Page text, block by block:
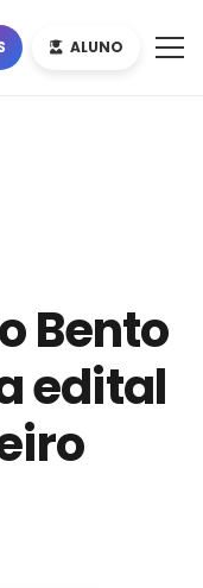
ALUNO
Bento
edital